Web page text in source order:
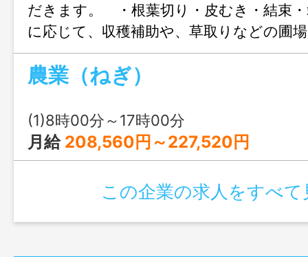
だきます。 ・根葉切り・皮むき・結束
に応じて、収穫補助や、草取りなどの
変更範囲：変更なし
農業（ねぎ）
(1)8時00分～17時00分
月給 208,560円～227,520円
この企業の求人をすべて